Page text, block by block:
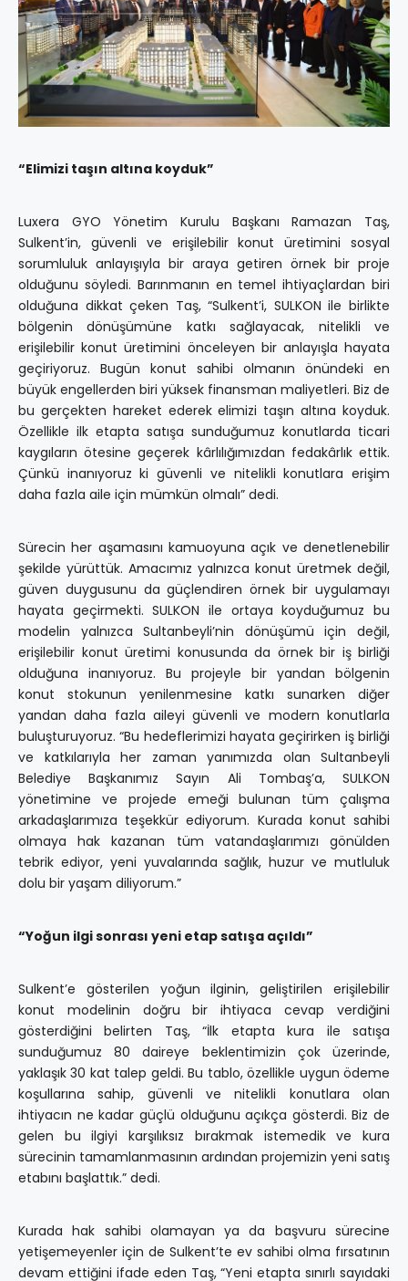
“Elimizi taşın altına koyduk”
Luxera GYO Yönetim Kurulu Başkanı Ramazan Taş,
Sulkent’in, güvenli ve erişilebilir konut üretimini sosyal
sorumluluk anlayışıyla bir araya getiren örnek bir proje
olduğunu söyledi. Barınmanın en temel ihtiyaçlardan biri
olduğuna dikkat çeken Taş, “Sulkent’i, SULKON ile birlikte
bölgenin dönüşümüne katkı sağlayacak, nitelikli ve
erişilebilir konut üretimini önceleyen bir anlayışla hayata
geçiriyoruz. Bugün konut sahibi olmanın önündeki en
büyük engellerden biri yüksek finansman maliyetleri. Biz de
bu gerçekten hareket ederek elimizi taşın altına koyduk.
Özellikle ilk etapta satışa sunduğumuz konutlarda ticari
kaygıların ötesine geçerek kârlılığımızdan fedakârlık ettik.
Çünkü inanıyoruz ki güvenli ve nitelikli konutlara erişim
daha fazla aile için mümkün olmalı” dedi.
Sürecin her aşamasını kamuoyuna açık ve denetlenebilir
şekilde yürüttük. Amacımız yalnızca konut üretmek değil,
güven duygusunu da güçlendiren örnek bir uygulamayı
hayata geçirmekti. SULKON ile ortaya koyduğumuz bu
modelin yalnızca Sultanbeyli’nin dönüşümü için değil,
erişilebilir konut üretimi konusunda da örnek bir iş birliği
olduğuna inanıyoruz. Bu projeyle bir yandan bölgenin
konut stokunun yenilenmesine katkı sunarken diğer
yandan daha fazla aileyi güvenli ve modern konutlarla
buluşturuyoruz. “Bu hedeflerimizi hayata geçirirken iş birliği
ve katkılarıyla her zaman yanımızda olan Sultanbeyli
Belediye Başkanımız Sayın Ali Tombaş’a, SULKON
yönetimine ve projede emeği bulunan tüm çalışma
arkadaşlarımıza teşekkür ediyorum. Kurada konut sahibi
olmaya hak kazanan tüm vatandaşlarımızı gönülden
tebrik ediyor, yeni yuvalarında sağlık, huzur ve mutluluk
dolu bir yaşam diliyorum.”
“Yoğun ilgi sonrası yeni etap satışa açıldı”
Sulkent’e gösterilen yoğun ilginin, geliştirilen erişilebilir
konut modelinin doğru bir ihtiyaca cevap verdiğini
gösterdiğini belirten Taş, “İlk etapta kura ile satışa
sunduğumuz 80 daireye beklentimizin çok üzerinde,
yaklaşık 30 kat talep geldi. Bu tablo, özellikle uygun ödeme
koşullarına sahip, güvenli ve nitelikli konutlara olan
ihtiyacın ne kadar güçlü olduğunu açıkça gösterdi. Biz de
gelen bu ilgiyi karşılıksız bırakmak istemedik ve kura
sürecinin tamamlanmasının ardından projemizin yeni satış
etabını başlattık.” dedi.
Kurada hak sahibi olamayan ya da başvuru sürecine
yetişemeyenler için de Sulkent’te ev sahibi olma fırsatının
devam ettiğini ifade eden Taş, “Yeni etapta sınırlı sayıdaki